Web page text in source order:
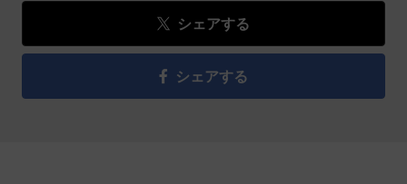
シェアする
シェアする